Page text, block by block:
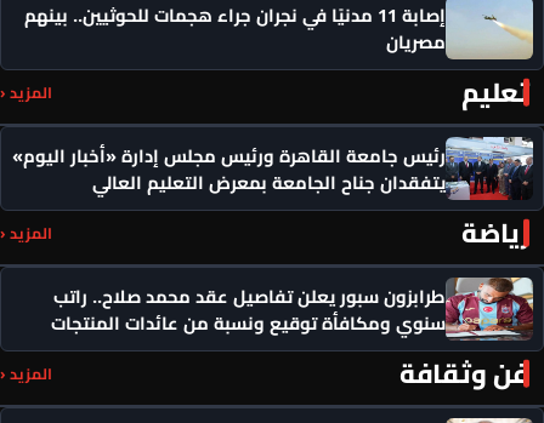
إصابة 11 مدنيًا في نجران جراء هجمات للحوثيين.. بينهم
مصريان
تعليم المزيد ‹
رئيس جامعة القاهرة ورئيس مجلس إدارة «أخبار اليوم»
يتفقدان جناح الجامعة بمعرض التعليم العالي
رياضة المزيد ‹
طرابزون سبور يعلن تفاصيل عقد محمد صلاح.. راتب
سنوي ومكافأة توقيع ونسبة من عائدات المنتجات
فن وثقافة المزيد ‹